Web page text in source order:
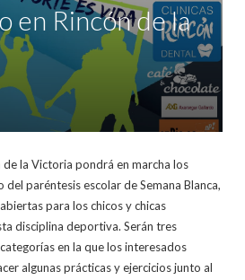
en Rincón de la
de la Victoria pondrá en marcha los
paréntesis escolar de Semana Blanca,
para los chicos y chicas
disciplina deportiva. Serán tres
en la que los interesados
algunas prácticas y ejercicios junto al